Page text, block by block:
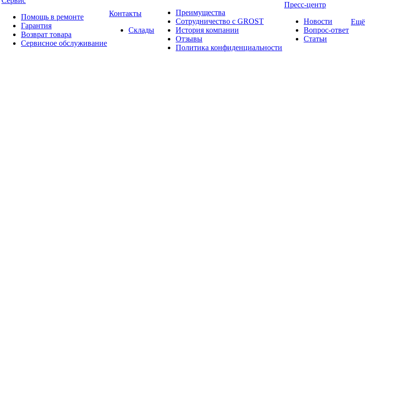
Помощь в ремонте
Гарантия
Возврат товара
Сервисное обслуживание
Контакты
Склады
Преимущества
Сотрудничество с GROST
История компании
Отзывы
Политика конфиденциальности
Пресс-центр
Новости
Вопрос-ответ
Статьи
Ещё